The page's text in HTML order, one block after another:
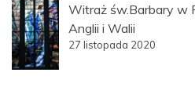
Witraż św.Barbary w
Anglii i Walii
27 listopada 2020